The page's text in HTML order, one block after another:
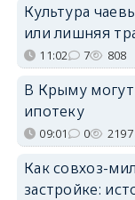
Культура
или лишняя
11:02 7 808
В Крыму могут
ипотеку
09:01 0 2197
Как совхоз-
застройке: